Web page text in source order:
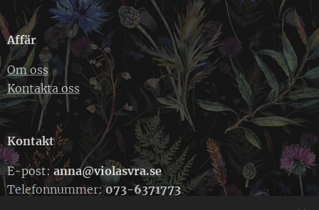
Affär
Om oss
Kontakta oss
Kontakt
E-post: anna@violasvra.se
Telefonnummer:073-6371773